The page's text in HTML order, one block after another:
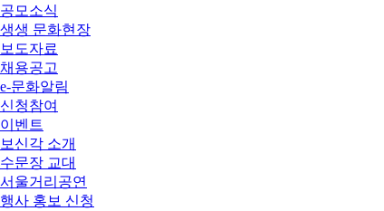
공모소식
생생 문화현장
보도자료
채용공고
e-문화알림
신청참여
이벤트
보신각 소개
수문장 교대
서울거리공연
행사 홍보 신청